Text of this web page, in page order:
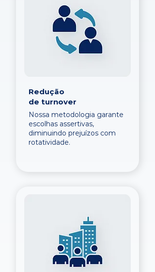
Redução
de turnover
Nossa metodologia garante
escolhas assertivas,
diminuindo prejuízos com
rotatividade.